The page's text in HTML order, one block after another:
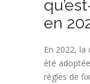
en
En 2022,
été
règles de